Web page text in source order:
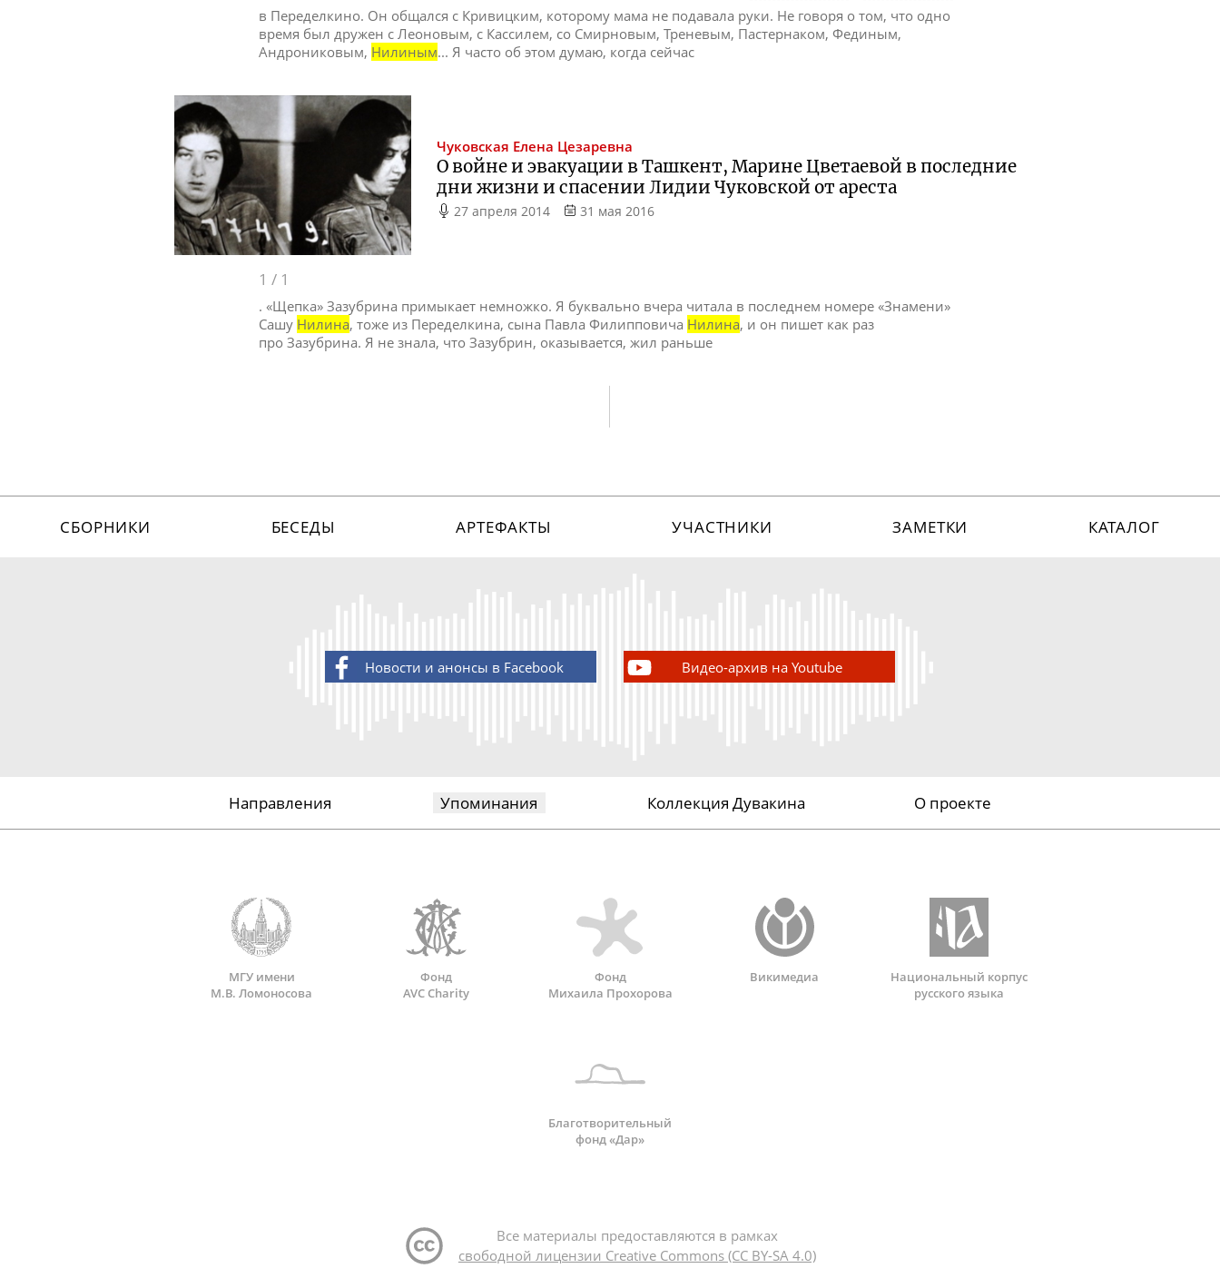
в Переделкино. Он общался с Кривицким, которому мама не подавала руки. Не говоря о том, что одно
время был дружен с Леоновым, с Кассилем, со Смирновым, Треневым, Пастернаком, Фединым,
Андрониковым, Нилиным... Я часто об этом думаю, когда сейчас
Чуковская Елена Цезаревна
О войне и эвакуации в Ташкент, Марине Цветаевой в последние
дни жизни и спасении Лидии Чуковской от ареста
27 апреля 2014 31 мая 2016
1 / 1
. «Щепка» Зазубрина примыкает немножко. Я буквально вчера читала в последнем номере «Знамени»
Сашу Нилина, тоже из Переделкина, сына Павла Филипповича Нилина, и он пишет как раз
про Зазубрина. Я не знала, что Зазубрин, оказывается, жил раньше
СБОРНИКИ БЕСЕДЫ АРТЕФАКТЫ УЧАСТНИКИ ЗАМЕТКИ КАТАЛОГ
Новости и анонсы в Facebook Видео-архив на Youtube
Направления Упоминания Коллекция Дувакина О проекте
МГУ имени
М.В. Ломоносова
Фонд
AVC Charity
Фонд
Михаила Прохорова
Викимедиа
Национальный корпус
русского языка
Благотворительный
фонд «Дар»
Все материалы предоставляются в рамках
свободной лицензии Creative Commons (CC BY-SA 4.0)